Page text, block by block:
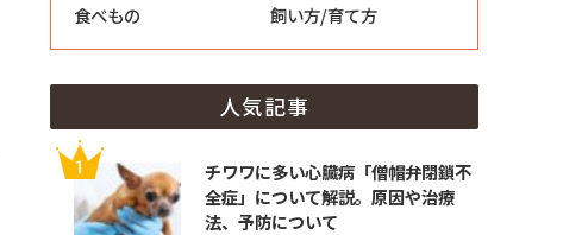
食べもの
飼い方/育て方
人気記事
チワワに多い心臓病「僧帽弁閉鎖不
全症」について解説。原因や治療
法、予防について